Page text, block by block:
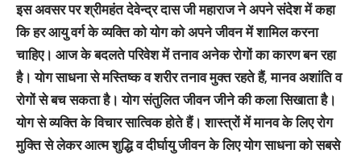
इस अवसर पर श्रीमहंत देवेन्द्र दास जी महाराज ने अपने संदेश में कहा
कि हर आयु वर्ग के व्यक्ति को योग को अपने जीवन में शामिल करना
चाहिए। आज के बदलते परिवेश में तनाव अनेक रोगों का कारण बन रहा
है। योग साधना से मस्तिष्क व शरीर तनाव मुक्त रहते हैं, मानव अशांति व
रोगों से बच सकता है। योग संतुलित जीवन जीने की कला सिखाता है।
योग से व्यक्ति के विचार सात्विक होते हैं। शास्त्रों में मानव के लिए रोग
मुक्ति से लेकर आत्म शुद्धि व दीर्घायु जीवन के लिए योग साधना को सबसे